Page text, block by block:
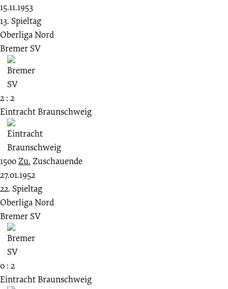
15.11.1953
13. Spieltag
Oberliga Nord
Bremer SV
2 : 2
Eintracht Braunschweig
1500Zu. Zuschauende
27.01.1952
22. Spieltag
Oberliga Nord
Bremer SV
0 : 2
Eintracht Braunschweig